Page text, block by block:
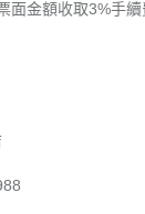
面金額收取3%手續